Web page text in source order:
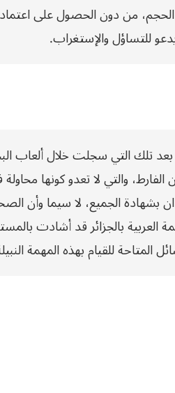
من دون الحصول على اعتماد
للتساؤل والإستغراب.
بعد تلك التي سجلت خلال ألعاب
والتيلا تعدو كونها
الجميع، لا سيما وأن
العربية بالجزائر قد أشادت
المتاحة للقيام بهذه المهمة